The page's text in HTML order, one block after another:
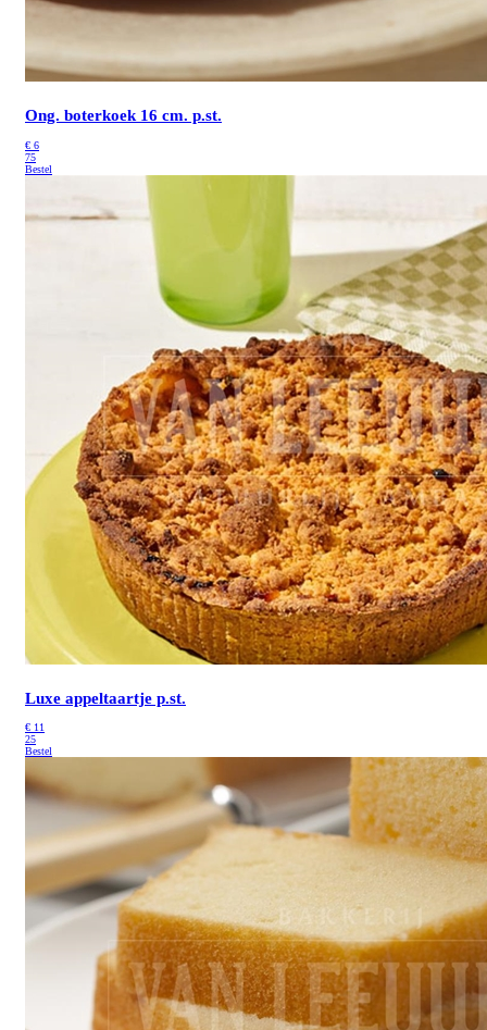
Ong. boterkoek 16 cm. p.st.
€ 6
75
Bestel
Luxe appeltaartje p.st.
€ 11
25
Bestel